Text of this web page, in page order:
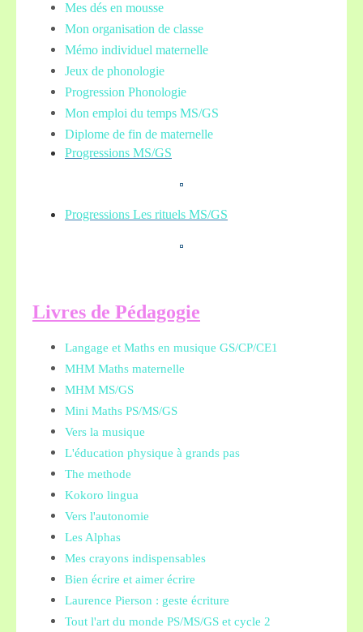
Mes dés en mousse
Mon organisation de classe
Mémo individuel maternelle
Jeux de phonologie
Progression Phonologie
Mon emploi du temps MS/GS
Diplome de fin de maternelle
Progressions MS/GS
Progressions Les rituels MS/GS
Livres de Pédagogie
Langage et Maths en musique GS/CP/CE1
MHM Maths maternelle
MHM MS/GS
Mini Maths PS/MS/GS
Vers la musique
L'éducation physique à grands pas
The methode
Kokoro lingua
Vers l'autonomie
Les Alphas
Mes crayons indispensables
Bien écrire et aimer écrire
Laurence Pierson : geste écriture
Tout l'art du monde PS/MS/GS et cycle 2